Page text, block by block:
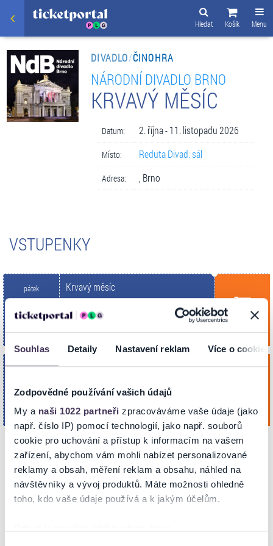
Souhlas Detaily Nastavení reklam Více o cookies
Zodpovědné používání vašich údajů
My a naši 1022 partneři zpracováváme vaše údaje (jako
např. číslo IP) pomocí technologií, jako např. souborů
cookie pro uchování a přístup k informacím na vašem
zařízení, abychom vám mohli nabízet personalizované
reklamy a obsah, měření reklam a obsahu, náhled na
návštěvníky a vývoj produktů. Máte možnosti ohledně
toho, kdo vaše údaje používá a k jakým účelům.
Menu
Košík
Hledat
DIVADLO/ČINOHRA
NÁRODNÍ DIVADLO BRNO
KRVAVÝ MĚSÍC
Datum: 2. října - 11. listopadu 2026
Místo: Reduta Divad. sál
Adresa: , Brno
VSTUPENKY
pátek
2
Říj. 2026
19:00
Krvavý měsíc
Reduta Divad. sál
BRNO
Koupit
středa
11
19:00
Krvavý měsíc
Reduta Divad. sál
BRNO
NA MAPĚ